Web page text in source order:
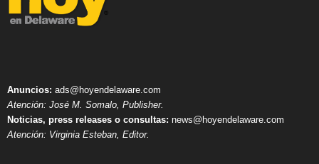
Anuncios: ads@hoyendelaware.com
Atención: José M. Somalo, Publisher.
Noticias, press releases o consultas: news@hoyendelaware.com
Atención: Virginia Esteban, Editor.